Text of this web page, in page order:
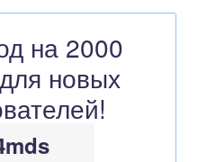
на 2000
новых